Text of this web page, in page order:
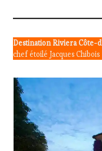
Destination Riviera Côte-
chef étoilé Jacques Chibois